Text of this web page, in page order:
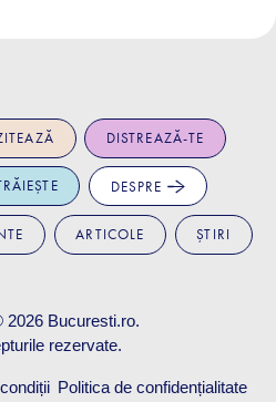
DISTREAZĂ-TE
DESPRE
ARTICOLE ȘTIRI
2026 Bucuresti.ro.
rezervate.
Politica de confidențialitate